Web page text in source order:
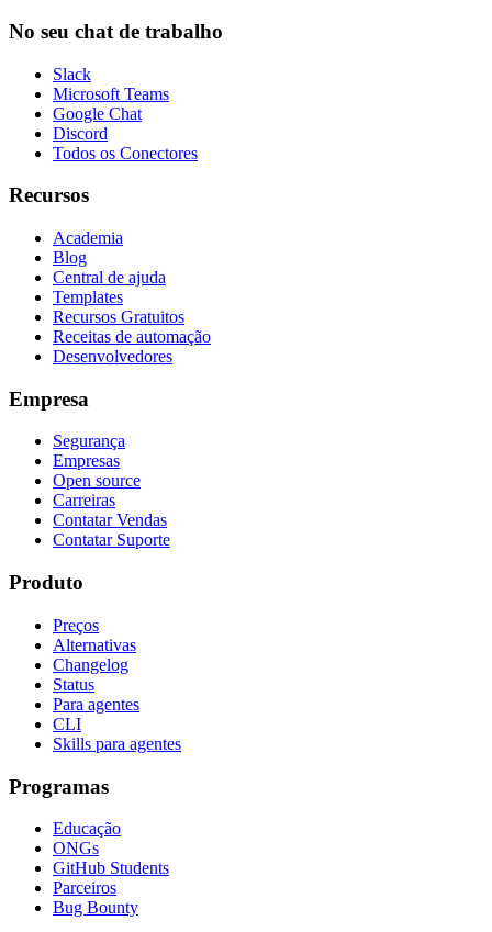
No seu chat de trabalho
Slack
Microsoft Teams
Google Chat
Discord
Todos os Conectores
Recursos
Academia
Blog
Central de ajuda
Templates
Recursos Gratuitos
Receitas de automação
Desenvolvedores
Empresa
Segurança
Empresas
Open source
Carreiras
Contatar Vendas
Contatar Suporte
Produto
Preços
Alternativas
Changelog
Status
Para agentes
CLI
Skills para agentes
Programas
Educação
ONGs
GitHub Students
Parceiros
Bug Bounty